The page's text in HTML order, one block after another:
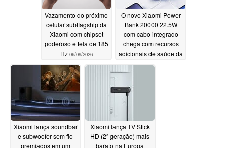
Vazamento do próximo
celular subflagship da
Xiaomi com chipset
poderoso e tela de 185
Hz 06/09/2026
O novo Xiaomi Power
Bank 20000 22.5W
com cabo integrado
chega com recursos
adicionais de saúde da
06/06/2026
Xiaomi lança soundbar
e subwoofer sem fio
premiados em um
Xiaomi lança TV Stick
HD (2ª geração) mais
barato na Europa